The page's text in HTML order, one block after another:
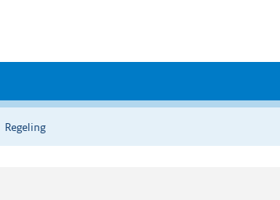
Regeling